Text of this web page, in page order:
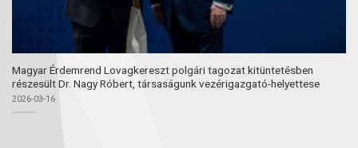
Magyar Érdemrend Lovagkereszt polgári tagozat kitüntetésben
részesült Dr. Nagy Róbert, társaságunk vezérigazgató-helyettese
2026-03-16